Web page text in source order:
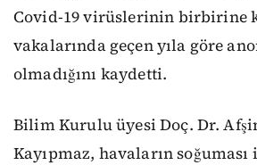
Covid-19 virüslerinin birbirine
vakalarında geçen yıla göre
olmadığını kaydetti.
Bilim Kurulu üyesi Doç. Dr.
Kayıpmaz, havaların